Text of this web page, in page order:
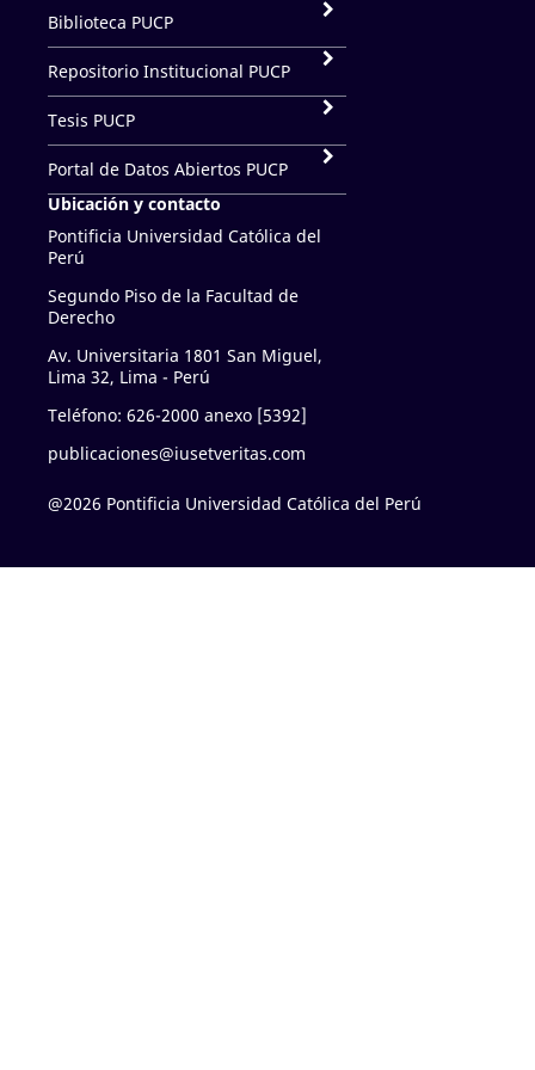
Biblioteca PUCP
Repositorio Institucional PUCP
Tesis PUCP
Portal de Datos Abiertos PUCP
Ubicación y contacto
Pontificia Universidad Católica del
Perú
Segundo Piso de la Facultad de
Derecho
Av. Universitaria 1801 San Miguel,
Lima 32, Lima - Perú
Teléfono: 626-2000 anexo [5392]
publicaciones@iusetveritas.com
@2026 Pontificia Universidad Católica del Perú